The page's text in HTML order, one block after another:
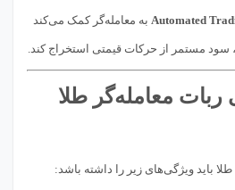
Automated به معامله‌گر کمک می‌کند
سود مستمر از حرکات قیمتی استخراج کند.
معامله‌گر طلا
باید ویژگی‌های زیر را داشته باشد: